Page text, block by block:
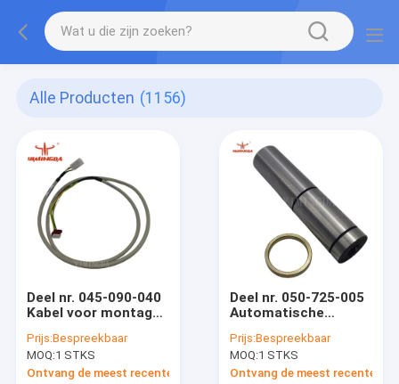
Alle Producten (1156)
Deel nr. 045-090-040
Kabel voor montage
Prijs:Bespreekbaar
MOQ:1 STKS
Ontvang de meest recente Prijs
Deel nr. 050-725-005
Automatische
Prijs:Bespreekbaar
MOQ:1 STKS
Ontvang de meest recente